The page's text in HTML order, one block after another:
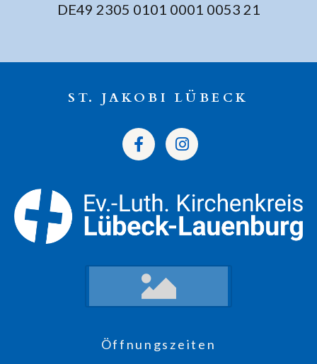
DE49 2305 0101 0001 0053 21
ST. JAKOBI LÜBECK
Öffnungszeiten